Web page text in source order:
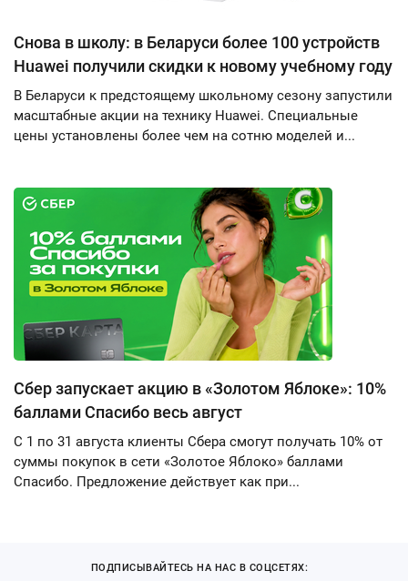
Снова в школу: в Беларуси более 100 устройств
Huawei получили скидки к новому учебному году
В Беларуси к предстоящему школьному сезону запустили
масштабные акции на технику Huawei. Специальные
цены установлены более чем на сотню моделей и...
Сбер запускает акцию в «Золотом Яблоке»: 10%
баллами Спасибо весь август
С 1 по 31 августа клиенты Сбера смогут получать 10% от
суммы покупок в сети «Золотое Яблоко» баллами
Спасибо. Предложение действует как при...
ПОДПИСЫВАЙТЕСЬ НА НАС В СОЦСЕТЯХ: